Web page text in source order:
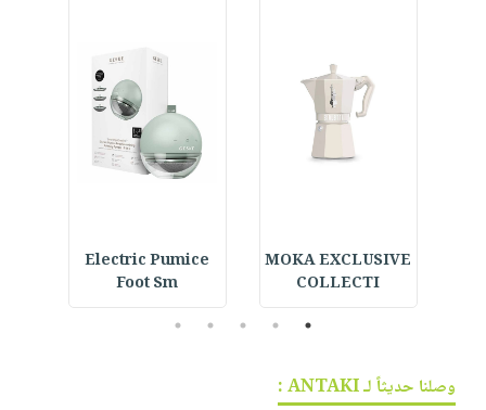
MOKA EXCLUSIVE
COLLECTI
Electric Pumice
Foot Sm
1
2
3
4
5
وصلنا حديثاً لـ ANTAKI :